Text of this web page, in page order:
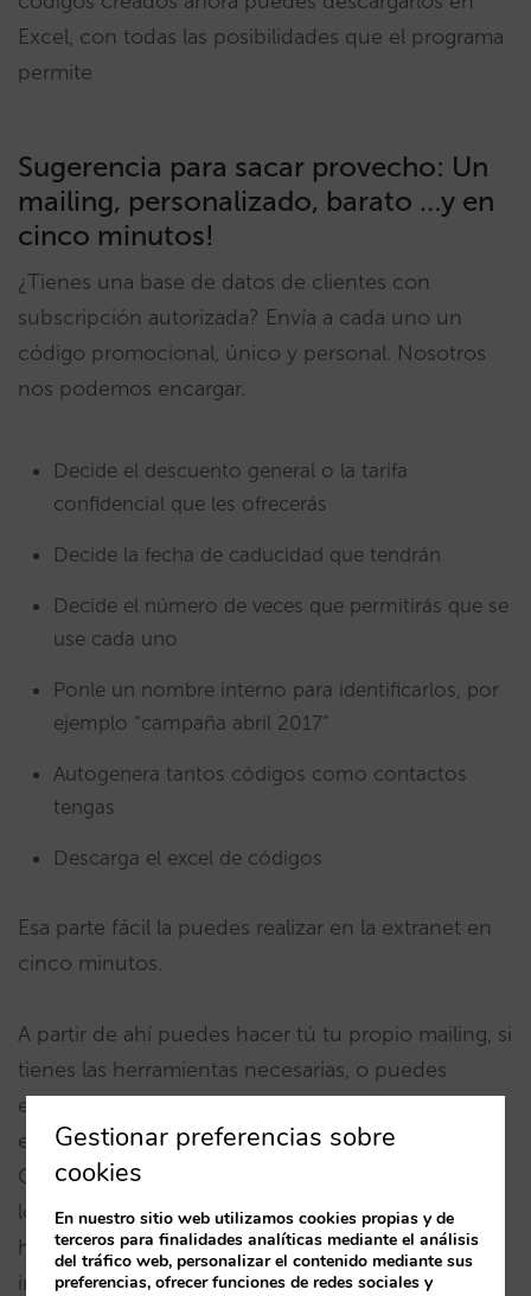
Excel, con todas las posibilidades que el programa
permite
Sugerencia para sacar provecho: Un
mailing, personalizado, barato …y en
cinco minutos!
¿Tienes una base de datos de clientes con
subscripción autorizada? Envía a cada uno un
código promocional, único y personal. Nosotros
nos podemos encargar.
Decide el descuento general o la tarifa
confidencial que les ofrecerás
Decide la fecha de caducidad que tendrán
Decide el número de veces que permitirás que se
use cada uno
Ponle un nombre interno para identificarlos, por
ejemplo “campaña abril 2017”
Autogenera tantos códigos como contactos
tengas
Descarga el excel de códigos
Esa parte fácil la puedes realizar en la extranet en
cinco minutos.
A partir de ahí puedes hacer tú tu propio mailing, si
tienes las herramientas necesarias, o puedes
encargarnos el servicio. En Mirai tenemos un
excelente equipo de marketing online.
Concretamente el email marketing resulta uno de
los aspectos más eficientes y baratos. Además
haremos seguimiento de los resultados. Si ya
inviertes en CPC o metabuscadores, no tienes
Gestionar preferencias sobre
cookies
En nuestro sitio web utilizamos cookies propias y de
terceros para finalidades analíticas mediante el análisis
del tráfico web, personalizar el contenido mediante sus
preferencias, ofrecer funciones de redes sociales y